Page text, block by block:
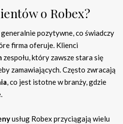
o Robex?
pozytywne, co świadczy
firma oferuje. Klienci
zespołu, który zawsze stara się
zamawiających. Często zwracają
, co jest istotne w branży, gdzie
usług Robex przyciągają wielu